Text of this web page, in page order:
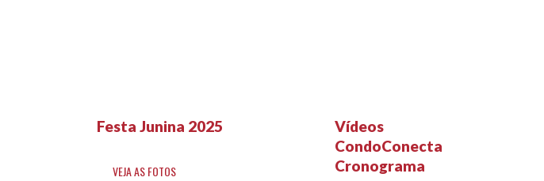
Festa Junina 2025
VEJA AS FOTOS
Vídeos
CondoConecta
Cronograma